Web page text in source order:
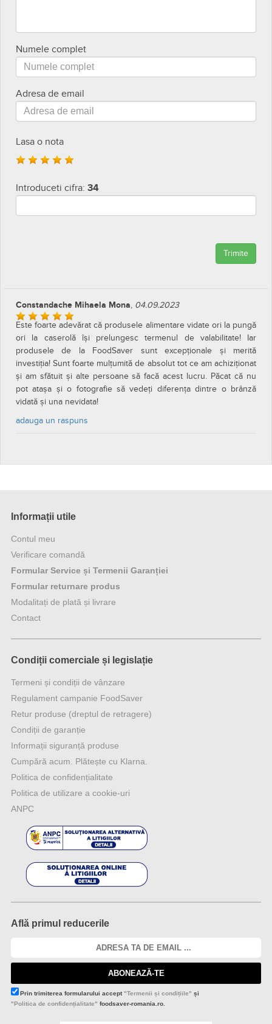
Numele complet
Adresa de email
Lasa o nota
Introduceti cifra: 34
Trimite
Constandache Mihaela Mona, 04.09.2023
Este foarte adevărat că produsele alimentare vidate ori la pungă
ori la caserolă își prelungesc termenul de valabilitate! Iar
produsele de la FoodSaver sunt excepționale și merită
investiția! Sunt foarte mulțumită de absolut tot ce am achiziționat
și am sfătuit și alte persoane să facă acest lucru. Păcat că nu
pot atașa și o fotografie să vedeți diferența dintre o brânză
vidată și una nevidata!
adauga un raspuns
Informații utile
Contul meu
Verificare comandă
Formular Service și Termenii Garanției
Formular returnare produs
Modalitați de plată și livrare
Contact
Condiții comerciale și legislație
Termeni și condiții de vânzare
Regulament campanie FoodSaver
Retur produse (dreptul de retragere)
Condiții de garanție
Informații siguranță produse
Cumpără acum. Plătește cu Klarna.
Politica de confidențialitate
Politica de utilizare a cookie-uri
ANPC
Află primul reducerile
ABONEAZĂ-TE
Prin trimiterea formularului accept"Termenii și condițiile" și
"Politica de confidențialitate" foodsaver-romania.ro.